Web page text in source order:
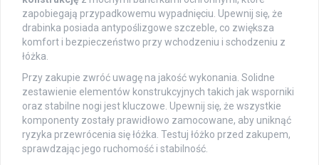
zapobiegają przypadkowemu wypadnięciu. Upewnij się, że
drabinka posiada antypoślizgowe szczeble, co zwiększa
komfort i bezpieczeństwo przy wchodzeniu i schodzeniu z
łóżka.
Przy zakupie zwróć uwagę na jakość wykonania. Solidne
zestawienie elementów konstrukcyjnych takich jak wsporniki
oraz stabilne nogi jest kluczowe. Upewnij się, że wszystkie
komponenty zostały prawidłowo zamocowane, aby uniknąć
ryzyka przewrócenia się łóżka. Testuj łóżko przed zakupem,
sprawdzając jego ruchomość i stabilność.